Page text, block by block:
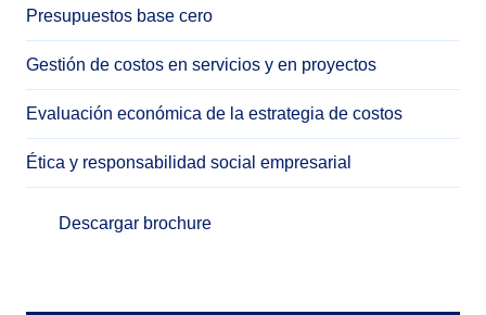
Presupuestos base cero
Gestión de costos en servicios y en proyectos
Evaluación económica de la estrategia de costos
Ética y responsabilidad social empresarial
Descargar brochure